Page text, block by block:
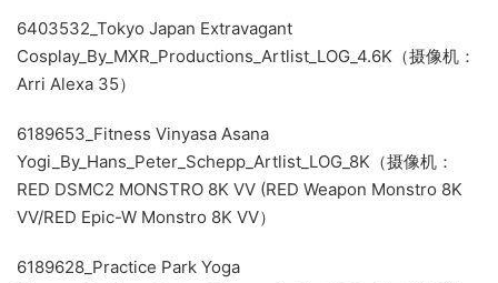
6403532_Tokyo Japan Extravagant
Cosplay_By_MXR_Productions_Artlist_LOG_4.6K（摄像机：
Arri Alexa 35）
6189653_Fitness Vinyasa Asana
Yogi_By_Hans_Peter_Schepp_Artlist_LOG_8K（摄像机：
RED DSMC2 MONSTRO 8K VV (RED Weapon Monstro 8K
VV/RED Epic-W Monstro 8K VV）
6189628_Practice Park Yoga